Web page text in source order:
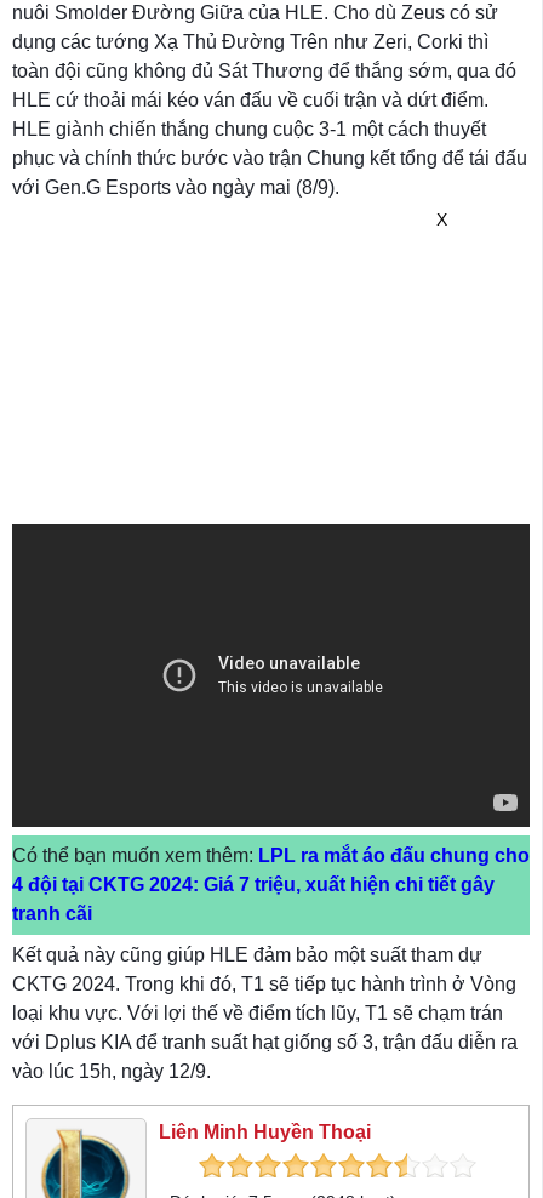
nuôi Smolder Đường Giữa của HLE. Cho dù Zeus có sử
dụng các tướng Xạ Thủ Đường Trên như Zeri, Corki thì
toàn đội cũng không đủ Sát Thương để thắng sớm, qua đó
HLE cứ thoải mái kéo ván đấu về cuối trận và dứt điểm.
HLE giành chiến thắng chung cuộc 3-1 một cách thuyết
phục và chính thức bước vào trận Chung kết tổng để tái đấu
với Gen.G Esports vào ngày mai (8/9).
X
Có thể bạn muốn xem thêm: LPL ra mắt áo đấu chung cho
4 đội tại CKTG 2024: Giá 7 triệu, xuất hiện chi tiết gây
tranh cãi
Kết quả này cũng giúp HLE đảm bảo một suất tham dự
CKTG 2024. Trong khi đó, T1 sẽ tiếp tục hành trình ở Vòng
loại khu vực. Với lợi thế về điểm tích lũy, T1 sẽ chạm trán
với Dplus KIA để tranh suất hạt giống số 3, trận đấu diễn ra
vào lúc 15h, ngày 12/9.
Liên Minh Huyền Thoại